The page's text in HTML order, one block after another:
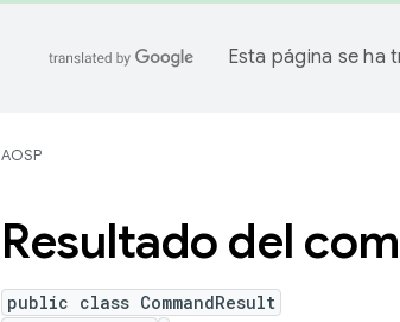
Esta página se ha
AOSP
Resultado del
public class CommandResult